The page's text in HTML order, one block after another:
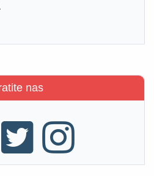
nas